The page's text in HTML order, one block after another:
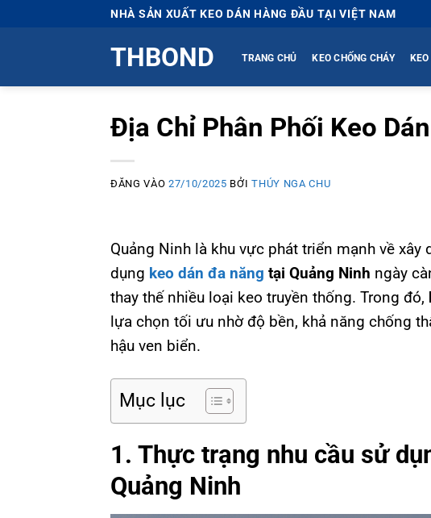
dung
NHÀ SẢN XUẤT KEO DÁN HÀNG ĐẦU TẠI VIỆT NAM
THBOND TRANG CHỦ KEO CHỐNG CHÁY
Địa Chỉ Phân Phối Keo
ĐĂNG VÀO27/10/2025 BỞITHÚY NGA CHU
Quảng Ninh là khu vực phát triển mạnh về
dụng keo dán đa năng tại Quảng Ninh ngày
thay thế nhiều loại keo truyền thống. Trong đó,
lựa chọn tối ưu nhờ độ bền, khả năng chống
hậu ven biển.
Mục lục
1. Thực trạng nhu cầu sử
Quảng Ninh